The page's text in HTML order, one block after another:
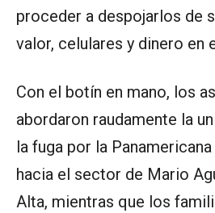
proceder a despojarlos de
valor, celulares y dinero en
Con el botín en mano, los
abordaron raudamente la
la fuga por la
hacia el sector de Mario
Alta, mientras que los